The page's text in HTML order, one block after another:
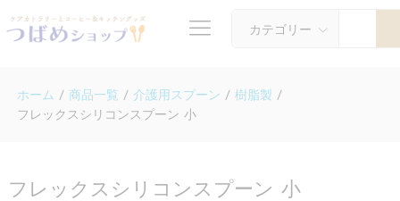
カテゴリー
ホーム / 商品一覧 / 介護用スプーン / 樹脂製 /
フレックスシリコンスプーン 小
フレックスシリコンスプーン 小